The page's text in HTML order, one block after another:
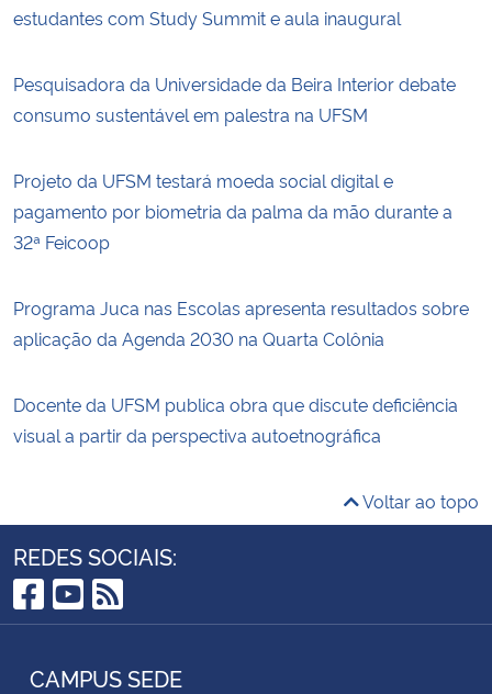
estudantes com Study Summit e aula inaugural
Pesquisadora da Universidade da Beira Interior debate
consumo sustentável em palestra na UFSM
Projeto da UFSM testará moeda social digital e
pagamento por biometria da palma da mão durante a
32ª Feicoop
Programa Juca nas Escolas apresenta resultados sobre
aplicação da Agenda 2030 na Quarta Colônia
Docente da UFSM publica obra que discute deficiência
visual a partir da perspectiva autoetnográfica
Voltar ao topo
REDES SOCIAIS:
Facebook
YouTube
RSS
CAMPUS SEDE